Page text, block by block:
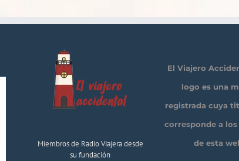
Miembros de Radio Viajera desde
su fundación
El Viajero
logo es una
registrada cuya
corresponde a
de esta